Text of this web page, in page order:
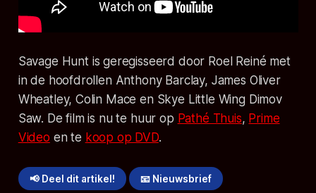
Savage Huntis geregisseerd door Roel Reiné met
in de hoofdrollen Anthony Barclay, James Oliver
Wheatley, Colin Mace en Skye Little Wing Dimov
Saw. De film is nu te huur op Pathé Thuis, Prime
Video en te koop op DVD.
📢 Deel dit artikel! 📧 Nieuwsbrief